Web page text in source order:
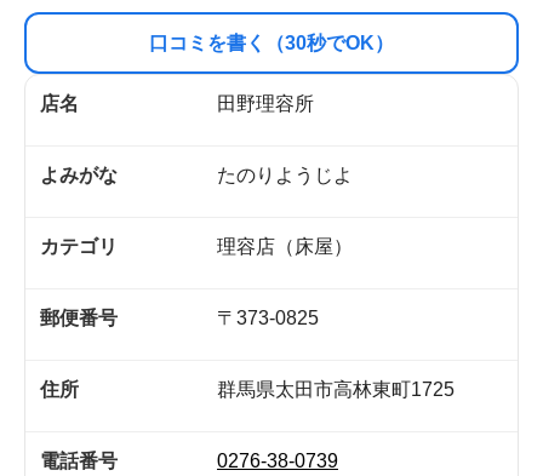
口コミを書く（30秒でOK）
店名 田野理容所
よみがな たのりようじよ
カテゴリ 理容店（床屋）
郵便番号 〒373-0825
住所 群馬県太田市高林東町1725
電話番号 0276-38-0739